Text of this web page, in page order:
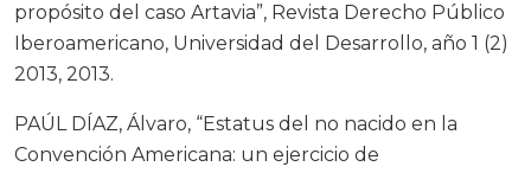
propósito del caso Artavia”, Revista Derecho Público
Iberoamericano, Universidad del Desarrollo, año 1 (2)
2013, 2013.
PAÚL DÍAZ, Álvaro, “Estatus del no nacido en la
Convención Americana: un ejercicio de